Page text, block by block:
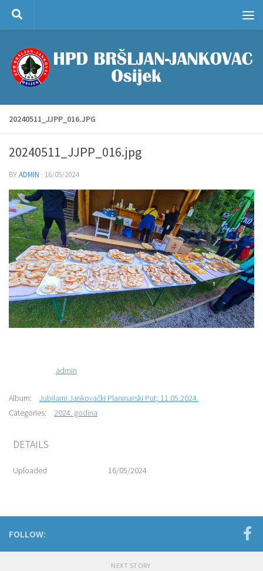
Skip to content
20240511_JJPP_016.JPG
20240511_JJPP_016.jpg
BYADMIN · 16/05/2024
admin
Album:
Jubilarni Jankovački Planinarski Put; 11.05.2024.
Categories:
2024. godina
DETAILS
Uploaded 16/05/2024
FOLLOW:
NEXT STORY